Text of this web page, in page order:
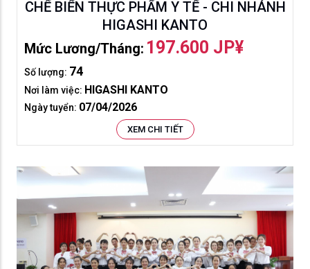
CHẾ BIỂN THỰC PHẨM Y TẾ - CHI NHÁNH
HIGASHI KANTO
Mức Lương/tháng: 197.600 JP¥
Số lượng: 74
Nơi làm việc: HIGASHI KANTO
Ngày tuyển: 07/04/2026
XEM CHI TIẾT